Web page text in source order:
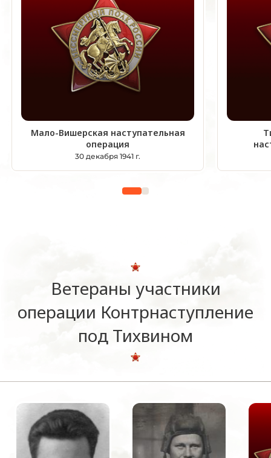
Мало-Вишерская наступательная
операция
30 декабря 1941 г.
Ветераны участники
операции Контрнаступление
под Тихвином